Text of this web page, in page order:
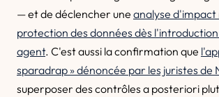
— et de déclencher une analyse d'impact
protection des données dès
agent. C'est aussi la confirmation que
sparadrap » dénoncée par les juristes de
superposer des contrôles a posteriori